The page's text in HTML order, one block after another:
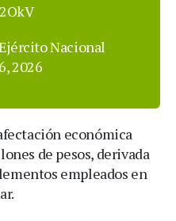
Nacional
2026
económica
de pesos, derivada
empleados en